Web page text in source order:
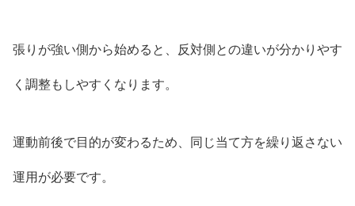
張りが強い側から始めると、反対側との違いが分かりやす
く調整もしやすくなります。
運動前後で目的が変わるため、同じ当て方を繰り返さない
運用が必要です。